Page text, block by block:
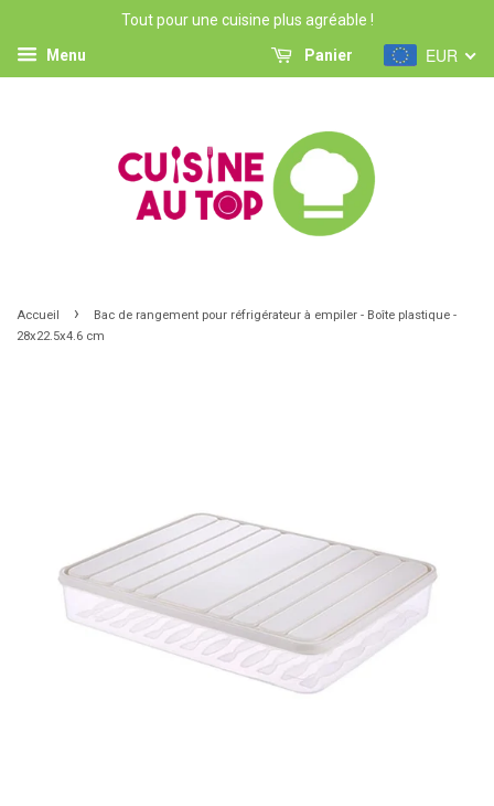
Tout pour une cuisine plus agréable !
Menu EUR
Panier
Accueil ›
Bac de rangement pour réfrigérateur à empiler - Boîte plastique -
28x22.5x4.6 cm